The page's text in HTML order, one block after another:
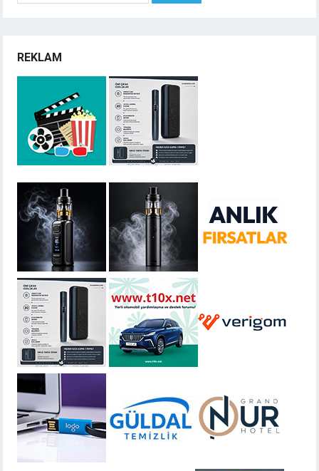
REKLAM